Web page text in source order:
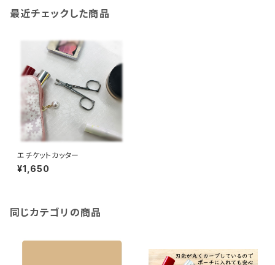
最近チェックした商品
エチケットカッター
¥1,650
同じカテゴリの商品